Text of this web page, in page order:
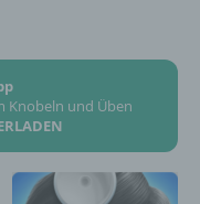
Knobeln und Üben